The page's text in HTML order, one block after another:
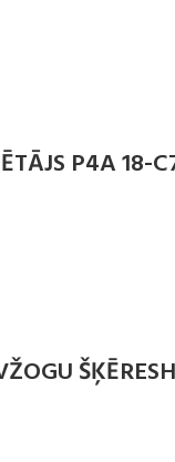
P4A 18-